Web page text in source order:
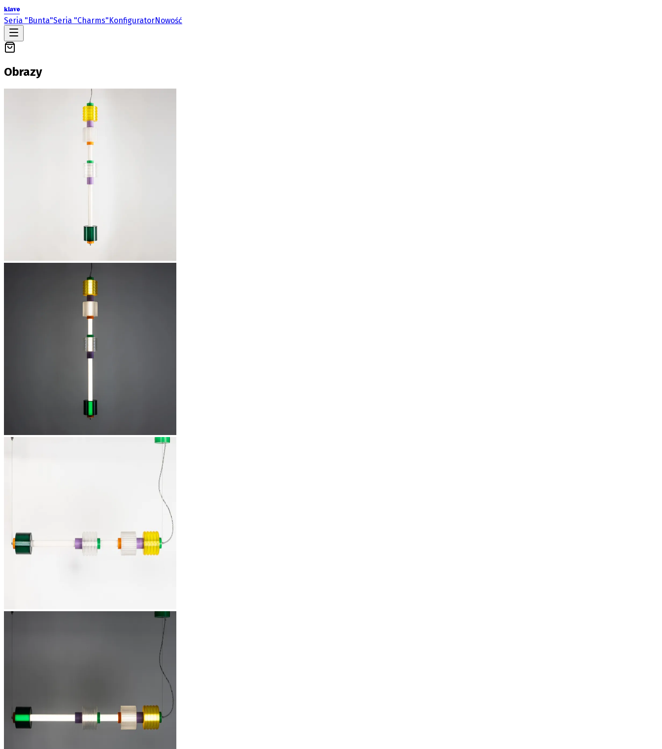
klavo
Seria "Bunta"Seria "Charms"KonfiguratorNowość
Obrazy